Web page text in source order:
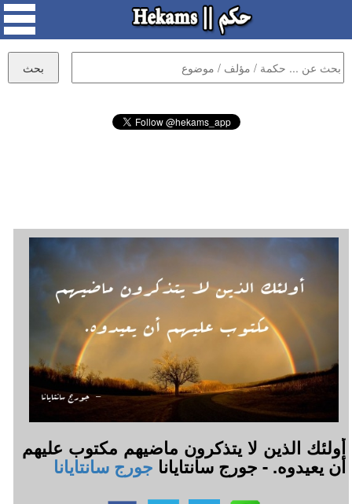
أولئك الذين لا يتذكرون ماضيهم مكتوب عليهم
أن يعيدوه. - جورج سانتايانا جورج سانتايانا